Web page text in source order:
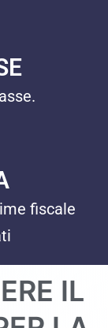
fiscale
IL